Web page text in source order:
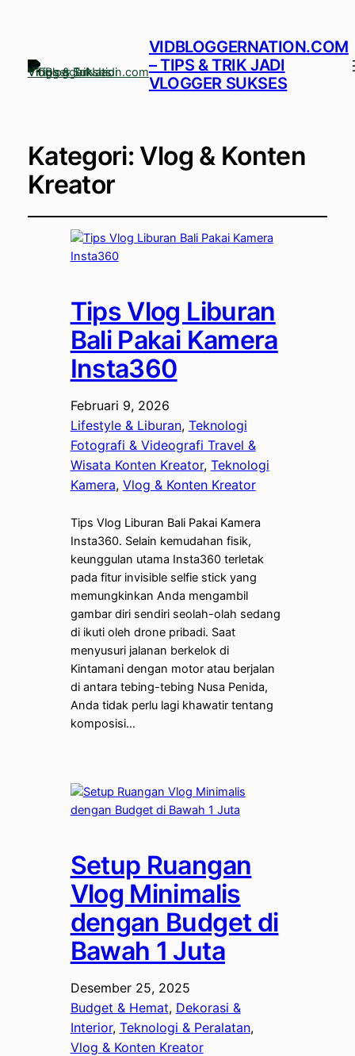
VIDBLOGGERNATION.COM
– TIPS & TRIK JADI
VLOGGER SUKSES
Kategori: Vlog & Konten
Kreator
Tips Vlog Liburan
Bali Pakai Kamera
Insta360
Februari 9, 2026
Lifestyle & Liburan, Teknologi
Fotografi & Videografi Travel &
Wisata Konten Kreator, Teknologi
Kamera, Vlog & Konten Kreator
Tips Vlog Liburan Bali Pakai Kamera
Insta360. Selain kemudahan fisik,
keunggulan utama Insta360 terletak
pada fitur invisible selfie stick yang
memungkinkan Anda mengambil
gambar diri sendiri seolah-olah sedang
di ikuti oleh drone pribadi. Saat
menyusuri jalanan berkelok di
Kintamani dengan motor atau berjalan
di antara tebing-tebing Nusa Penida,
Anda tidak perlu lagi khawatir tentang
komposisi…
Setup Ruangan
Vlog Minimalis
dengan Budget di
Bawah 1 Juta
Desember 25, 2025
Budget & Hemat, Dekorasi &
Interior, Teknologi & Peralatan ,
Vlog & Konten Kreator